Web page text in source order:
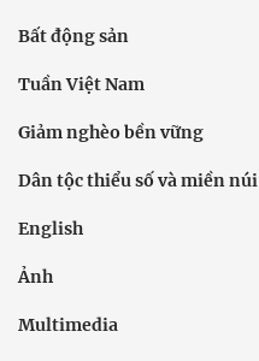
Bất động sản
Tuần Việt Nam
Giảm nghèo bền vững
Dân tộc thiểu số và miền núi
English
Ảnh
Multimedia